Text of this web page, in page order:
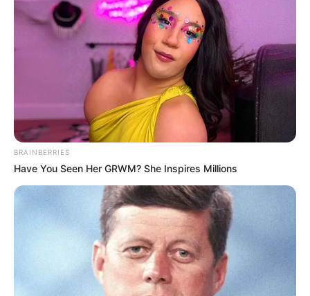
BRAINBERRIES
Have You Seen Her GRWM? She Inspires Millions